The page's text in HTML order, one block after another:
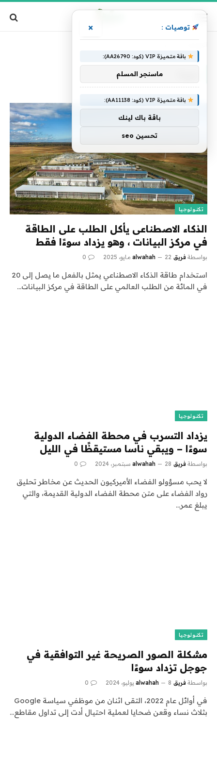
تكنولوجيا
الذكاء الاصطناعى يأكل الطلب على الطاقة
في مركز البيانات ، وهو يزداد سوءًا فقط
بواسطة فريق alwahah 22 مايو، 2025 0
استخدام طاقة الذكاء الاصطناعي يمثل بالفعل ما يصل إلى 20
في المائة من الطلب العالمي على الطاقة في مركز البيانات…
تكنولوجيا
يزداد التسرب في محطة الفضاء الدولية
سوءًا – ويبقي ناسا مستيقظًا في الليل
بواسطة فريق alwahah 28 سبتمبر، 2024 0
لا يحب مسؤولو الفضاء الأميركيون الحديث عن مخاطر تحليق
رواد الفضاء على متن محطة الفضاء الدولية القديمة، والتي
يبلغ عمر…
تكنولوجيا
مشكلة الصور الصريحة غير التوافقية في
جوجل تزداد سوءًا
بواسطة فريق alwahah 8 يوليو، 2024 0
في أوائل عام 2022، التقى اثنان من موظفي سياسة Google
بثلاث نساء وقعن ضحايا لعملية احتيال أدت إلى تداول مقاطع…
توصيات : ×
باقة متميزة VIP (كود: AA26790):
ماسنجر المسلم
باقة متميزة VIP (كود: AA11138):
باقة باك لينك
تحسين seo